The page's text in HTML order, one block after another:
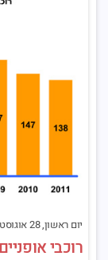
יום ראשון, 28 אוגוסט 2011
רוכבי